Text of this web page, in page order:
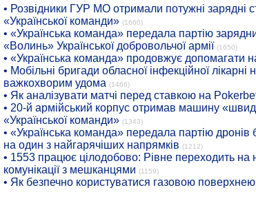
• Розвідники ГУР МО отримали потужні зарядні
«Української команди» (1660)
• «Українська команда» передала партію
«Волинь» Української добровольчої армії (1650)
• «Українська команда» продовжує допомагати
• Мобільні бригади обласної інфекційної
важкохворим удома (1466)
• Як аналізувати матчі перед ставкою на
• 20-й армійський корпус отримав машину
«Української команди» (1343)
• «Українська команда» передала партію
на один з найгарячіших напрямків (1212)
• 1553 працює цілодобово: Рівне переходить на
комунікації з мешканцями (1159)
• Як безпечно користуватися газовою поверхнею